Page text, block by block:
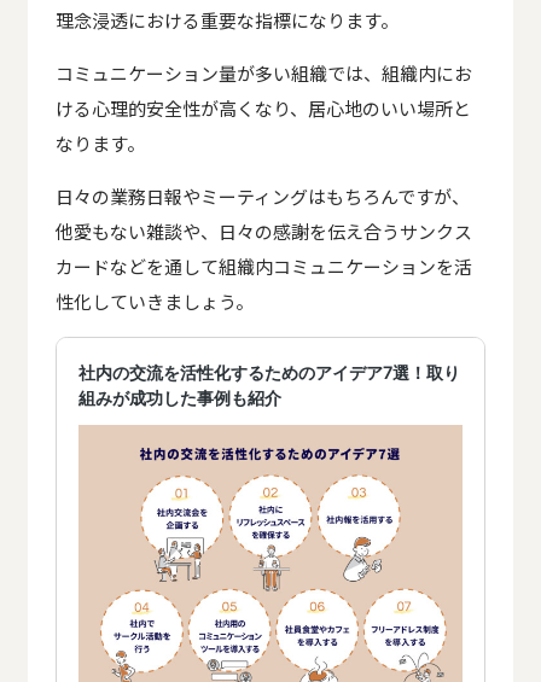
理念浸透における重要な指標になります。
コミュニケーション量が多い組織では、組織内にお
ける心理的安全性が高くなり、居心地のいい場所と
なります。
日々の業務日報やミーティングはもちろんですが、
他愛もない雑談や、日々の感謝を伝え合うサンクス
カードなどを通して組織内コミュニケーションを活
性化していきましょう。